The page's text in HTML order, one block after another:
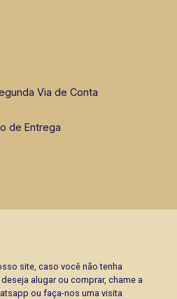
Via de Conta
de Entrega
site, caso você não tenha
alugar ou comprar, chame a
ou faça-nos uma visita